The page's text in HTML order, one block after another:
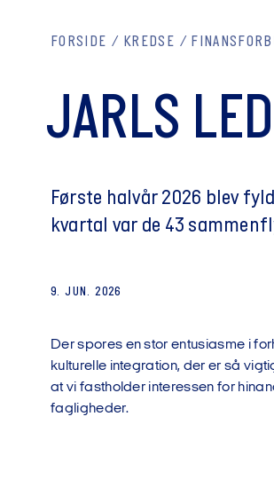
FORSIDE KREDSE
JARLS
Første halvår 2026 blev
kvartal var de 43
9. JUN. 2026
Der spores en stor entusiasme i
kulturelle integration, der er så
at vi fastholder interessen for
fagligheder.